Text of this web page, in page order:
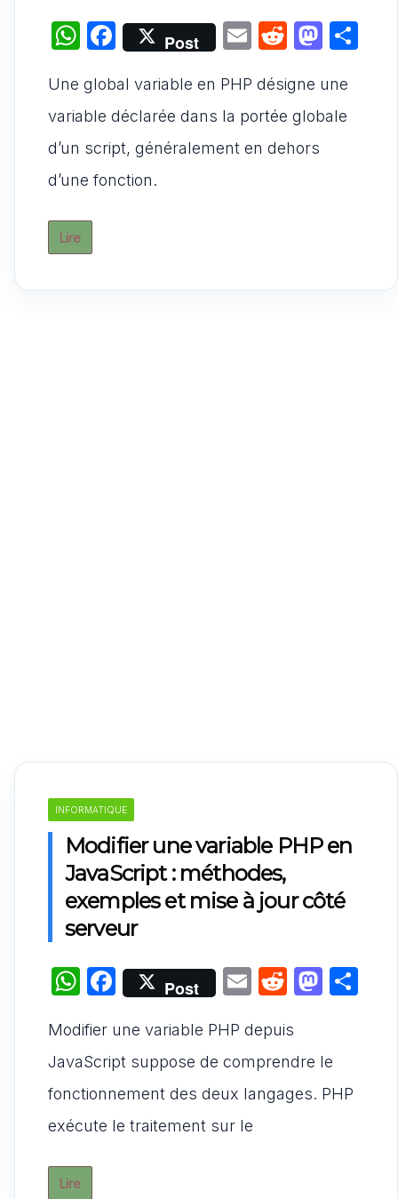
W
at
s
A
p
F
a
c
e
b
o
Post
E
ai
l
R
d
di
t
M
st
o
Une global variable en PHP désigne une
variable déclarée dans la portée globale
d’un script, généralement en dehors
d’une fonction.
Lire
INFORMATIQUE
Modifier une variable PHP en
JavaScript : méthodes,
exemples et mise à jour côté
serveur
W
at
s
A
p
F
a
c
e
b
o
Post
E
ai
l
R
d
di
t
M
o
d
Modifier une variable PHP depuis
JavaScript suppose de comprendre le
fonctionnement des deux langages. PHP
exécute le traitement sur le
Lire